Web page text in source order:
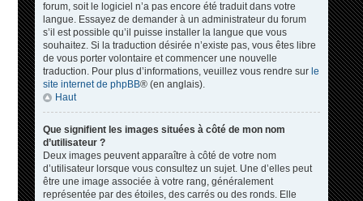
forum, soit le logiciel n’a pas encore été traduit dans votre
langue. Essayez de demander à un administrateur du forum
s’il est possible qu’il puisse installer la langue que vous
souhaitez. Si la traduction désirée n’existe pas, vous êtes libre
de vous porter volontaire et commencer une nouvelle
traduction. Pour plus d’informations, veuillez vous rendre sur le
site internet de phpBB® (en anglais).
Haut
Que signifient les images situées à côté de mon nom
d’utilisateur ?
Deux images peuvent apparaître à côté de votre nom
d’utilisateur lorsque vous consultez un sujet. Une d’elles peut
être une image associée à votre rang, généralement
représentée par des étoiles, des carrés ou des ronds. Elle